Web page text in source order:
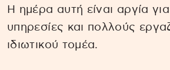
Η ημέρα αυτή είναι αργία
υπηρεσίες και πολλούς
ιδιωτικού τομέα.